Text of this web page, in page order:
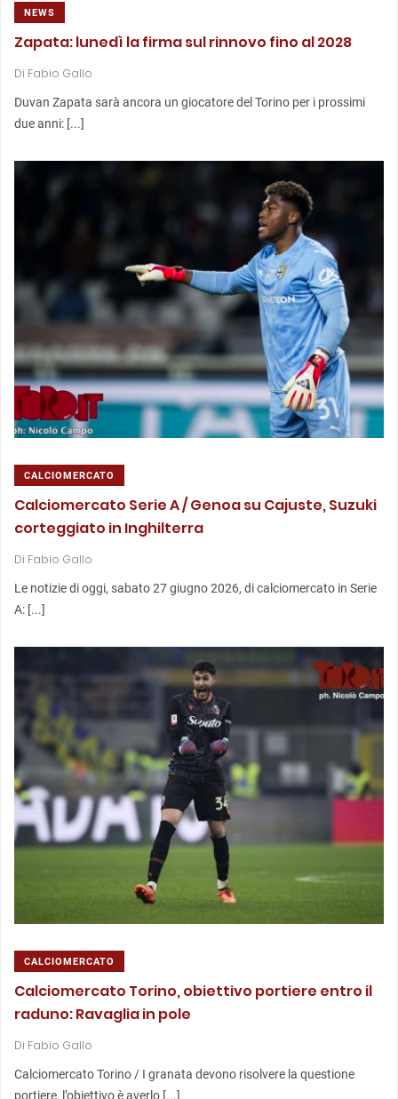
NEWS
Zapata: lunedì la firma sul rinnovo fino al 2028
Di Fabio Gallo
Duvan Zapata sarà ancora un giocatore del Torino per i prossimi
due anni: [...]
CALCIOMERCATO
Calciomercato Serie A / Genoa su Cajuste, Suzuki
corteggiato in Inghilterra
Di Fabio Gallo
Le notizie di oggi, sabato 27 giugno 2026, di calciomercato in Serie
A: [...]
CALCIOMERCATO
Calciomercato Torino, obiettivo portiere entro il
raduno: Ravaglia in pole
Di Fabio Gallo
Calciomercato Torino / I granata devono risolvere la questione
portiere, l’obiettivo è averlo [...]